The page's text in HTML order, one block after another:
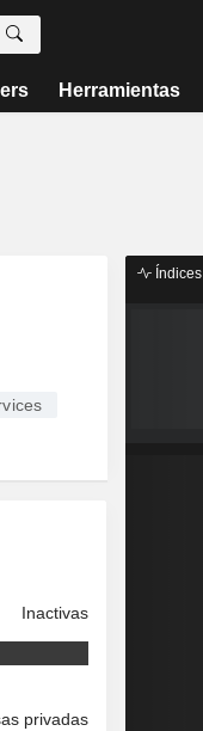
Herramientas
Inactivas
privadas
Índices